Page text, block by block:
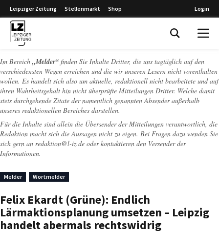
Leipziger Zeitung Stellenmarkt Shop Login
Im Bereich „Melder“ finden Sie Inhalte Dritter, die uns tagtäglich auf den
verschiedensten Wegen erreichen und die wir unseren Lesern nicht vorenthalten
wollen. Es handelt sich also um aktuelle, redaktionell nicht bearbeitete und auf
ihren Wahrheitsgehalt hin nicht überprüfte Mitteilungen Dritter. Welche damit
stets durchgehende Zitate der namentlich genannten Absender außerhalb
unseres redaktionellen Bereiches darstellen.
Für die Inhalte sind allein die Übersender der Mitteilungen verantwortlich, die
Redaktion macht sich die Aussagen nicht zu eigen. Bei Fragen dazu wenden Sie
sich gern an redaktion@l-iz.de oder kontaktieren den Versender der
Informationen.
Melder Wortmelder
Felix Ekardt (Grüne): Endlich
Lärmaktionsplanung umsetzen – Leipzig
handelt abermals rechtswidrig